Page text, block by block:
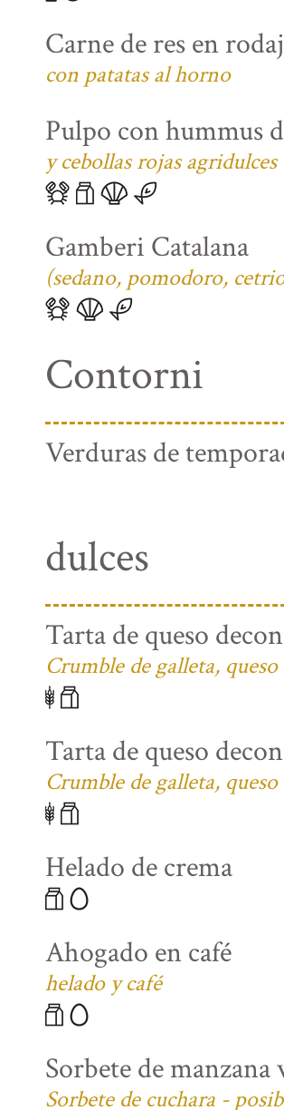
Carne de res en
con patatas al horno
Pulpo con hummus
y cebollas rojas agridulces
Gamberi Catalana
(sedano, pomodoro,
Contorni
Verduras de
dulces
Tarta de queso
Crumble de galleta,
Tarta de queso
Crumble de galleta,
Helado de crema
Ahogado en café
helado y café
Sorbete de manzana
Sorbete de cuchara -